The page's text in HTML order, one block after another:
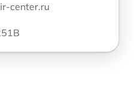
center.ru